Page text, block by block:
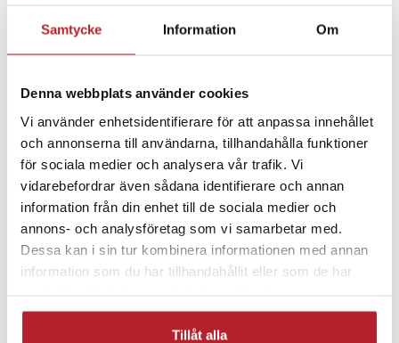
Samtycke Information Om
Denna webbplats använder cookies
Vi använder enhetsidentifierare för att anpassa innehållet
och annonserna till användarna, tillhandahålla funktioner
för sociala medier och analysera vår trafik. Vi
vidarebefordrar även sådana identifierare och annan
information från din enhet till de sociala medier och
annons- och analysföretag som vi samarbetar med.
Dessa kan i sin tur kombinera informationen med annan
information som du har tillhandahållit eller som de har
Tillåt alla
Datortillbehör Möss & tangentbord
Hemelektronik